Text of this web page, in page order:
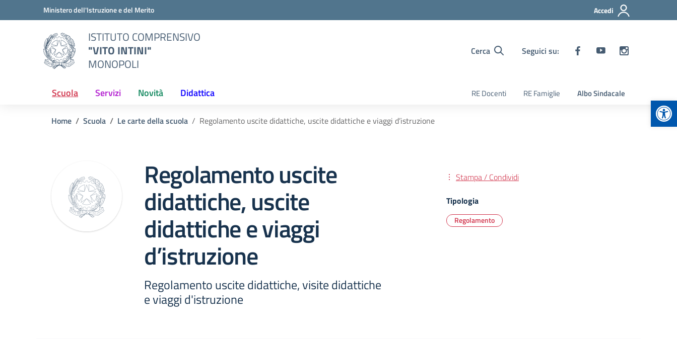
Vai ai contenuti
Vai al menu di navigazioneMinistero dell'Istruzione e del Merito Accedi
ISTITUTO COMPRENSIVO
"VITO INTINI"
MONOPOLI
Cerca Seguici su:
Scuola Servizi Novità Didattica RE Docenti RE Famiglie Albo Sindacale
Home Scuola Le carte della scuola Regolamento uscite didattiche, uscite didattiche e viaggi d’istruzione
Regolamento uscite
didattiche, uscite
didattiche e viaggi
d’istruzione
Regolamento uscite didattiche, visite didattiche
e viaggi d'istruzione
Stampa / Condividi
Tipologia
Regolamento